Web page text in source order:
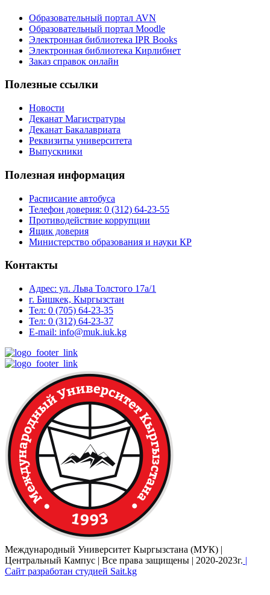
Образовательный портал AVN
Образовательный портал Moodle
Электронная библиотека IPR Books
Электронная библиотека Кирлибнет
Заказ справок онлайн
Полезные ссылки
Новости
Деканат Магистратуры
Деканат Бакалавриата
Реквизиты университета
Выпускники
Полезная информация
Расписание автобуса
Телефон доверия: 0 (312) 64-23-55
Противодействие коррупции
Ящик доверия
Министерство образования и науки КР
Контакты
Адрес: ул. ​Льва Толстого 17а/1
г. Бишкек, Кыргызстан
Тел: 0 (705) 64-23-35
Тел: 0 (312) 64-23-37
E-mail: info@muk.iuk.kg
Международный Университет Кыргызстана (МУК) |
Центральный Кампус | Все права защищены | 2020-2023г. |
Сайт разработан студией Sait.kg